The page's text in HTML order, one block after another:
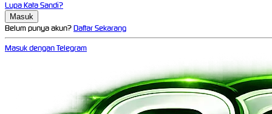
Lupa Kata Sandi?
Belum punya akun?Daftar Sekarang
Masuk dengan Telegram